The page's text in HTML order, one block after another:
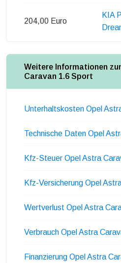
204,00 Euro
KIA
Weitere Informationen
Caravan 1.6 Sport
Unterhaltskosten Opel
Technische Daten Opel
Kfz-Steuer Opel Astra
Kfz-Versicherung Opel
Wertverlust Opel Astra
Verbrauch Opel Astra
Finanzierung Opel Astra